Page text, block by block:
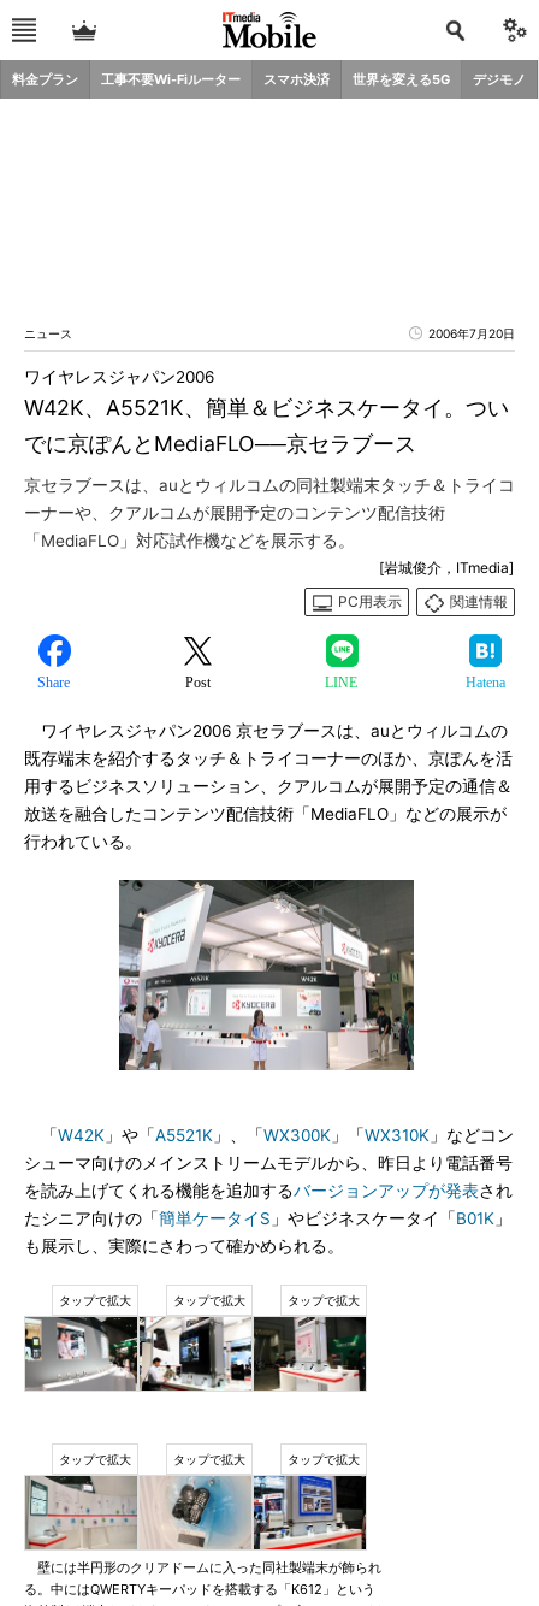
料金プラン 工事不要Wi-Fiルーター スマホ決済 世界を変える5G デジモノ
ニュース 2006年7月20日
W42K、A5521K、簡単＆ビジネスケータイ。つい
でに京ぽんとMediaFLO──京セラブース
ワイヤレスジャパン2006
京セラブースは、auとウィルコムの同社製端末タッチ＆トライコ
ーナーや、クアルコムが展開予定のコンテンツ配信技術
「MediaFLO」対応試作機などを展示する。
[岩城俊介，ITmedia]
PC用表示
関連情報
Share Post LINE Hatena
ワイヤレスジャパン2006 京セラブースは、auとウィルコムの
既存端末を紹介するタッチ＆トライコーナーのほか、京ぽんを活
用するビジネスソリューション、クアルコムが展開予定の通信＆
放送を融合したコンテンツ配信技術「MediaFLO」などの展示が
行われている。
「W42K 」や「A5521K 」、「WX300K 」「WX310K 」などコン
シューマ向けのメインストリームモデルから、昨日より電話番号
を読み上げてくれる機能を追加するバージョンアップが発表され
たシニア向けの「簡単ケータイS 」やビジネスケータイ「B01K 」
も展示し、実際にさわって確かめられる。
壁には半円形のクリアドームに入った同社製端末が飾られ
る。中にはQWERTYキーパッドを搭載する「K612」という